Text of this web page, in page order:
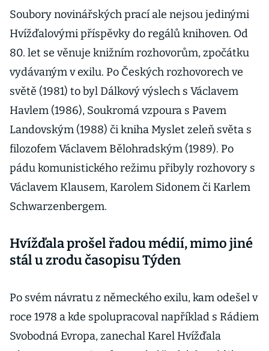
Soubory novinářských prací ale nejsou jedinými
Hvížďalovými příspěvky do regálů knihoven. Od
80. let se věnuje knižním rozhovorům, zpočátku
vydávaným v exilu. Po Českých rozhovorech ve
světě (1981) to byl Dálkový výslech s Václavem
Havlem (1986), Soukromá vzpoura s Pavem
Landovským (1988) či kniha Myslet zeleň světa s
filozofem Václavem Bělohradským (1989). Po
pádu komunistického režimu přibyly rozhovory s
Václavem Klausem, Karolem Sidonem či Karlem
Schwarzenbergem.
Hvížďala prošel řadou médií, mimo jiné
stál u zrodu časopisu Týden
Po svém návratu z německého exilu, kam odešel v
roce 1978 a kde spolupracoval například s Rádiem
Svobodná Evropa, zanechal Karel Hvížďala